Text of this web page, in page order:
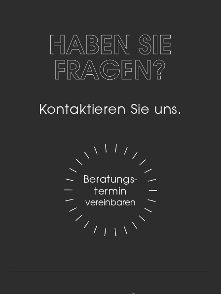
HABEN SIE
FRAGEN?
Kontaktieren Sie uns.
Beratungs­
termin
vereinbaren